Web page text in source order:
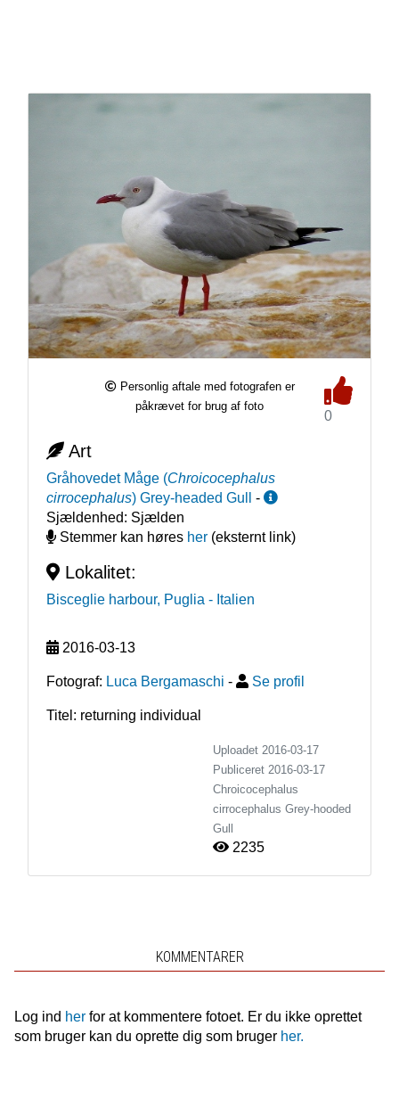
Personlig aftale med fotografen er
påkrævet for brug af foto
0
Art
Gråhovedet Måge (Chroicocephalus
cirrocephalus) Grey-headed Gull
-
Sjældenhed: Sjælden
Stemmer kan høres her(eksternt link)
Lokalitet:
Bisceglie harbour, Puglia - Italien
2016-03-13
Fotograf: Luca Bergamaschi - Se profil
Titel: returning individual
Uploadet 2016-03-17
Publiceret 2016-03-17
Chroicocephalus
cirrocephalus Grey-hooded
Gull
2235
KOMMENTARER
Log ind herfor at kommentere fotoet. Er du ikke oprettet
som bruger kan du oprette dig som bruger her.